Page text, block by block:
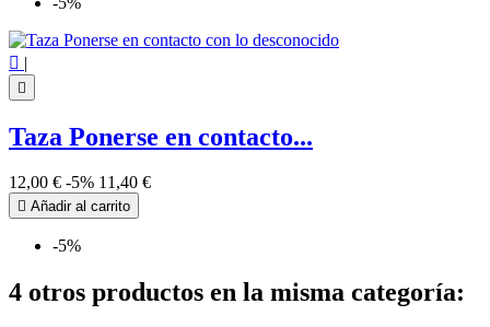
 |

Taza Ponerse en contacto...
12,00 € -5% 11,40 €
 Añadir al carrito
-5%
4 otros productos en la misma categoría: